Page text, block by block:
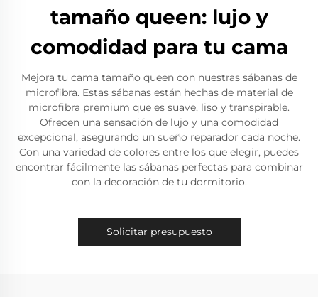
tamaño queen: lujo y
comodidad para tu cama
Mejora tu cama tamaño queen con nuestras sábanas de
microfibra. Estas sábanas están hechas de material de
microfibra premium que es suave, liso y transpirable.
Ofrecen una sensación de lujo y una comodidad
excepcional, asegurando un sueño reparador cada noche.
Con una variedad de colores entre los que elegir, puedes
encontrar fácilmente las sábanas perfectas para combinar
con la decoración de tu dormitorio.
Solicitar presupuesto